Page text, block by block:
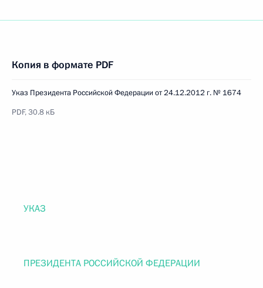
Копия в формате PDF
Указ Президента Российской Федерации от 24.12.2012 г. № 1674
PDF, 30.8 кБ
УКАЗ
ПРЕЗИДЕНТА РОССИЙСКОЙ ФЕДЕРАЦИИ